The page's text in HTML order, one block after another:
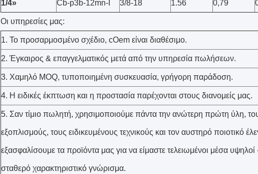
1/4» Cb-p3b-12mn-Ι 3/8-18 1.56 0,79
Οι υπηρεσίες μας:
1. Το προσαρμοσμένο σχέδιο, cOem είναι διαθέσιμο.
2. Έγκαιρος & επαγγελματικός μετά από την υπηρεσία πωλήσεων.
3. Χαμηλό MOQ, τυποποιημένη συσκευασία, γρήγορη παράδοση.
4. Η ειδικές έκπτωση και η προστασία παρέχονται στους διανομείς μας.
5. Σαν τίμιο πωλητή, χρησιμοποιούμε πάντα την ανώτερη πρώτη ύλη,
εξοπλισμούς, τους ειδικευμένους τεχνικούς και τον αυστηρό ποιοτικό
εξασφαλίσουμε τα προϊόντα μας για να είμαστε τελειωμένοι μέσα υψηλοί
σταθερό χαρακτηριστικό γνώρισμα.